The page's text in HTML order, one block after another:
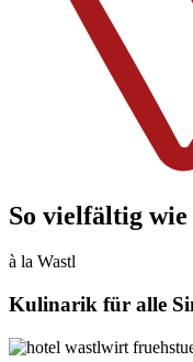
So vielfältig
à la Wastl
Kulinarik für alle